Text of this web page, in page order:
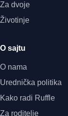
Za dvoje
Životinje
O sajtu
O nama
Urednička politika
Kako radi Ruffle
Za roditelje